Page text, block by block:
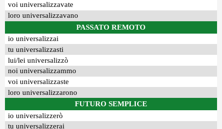
voi universalizzavate
loro universalizzavano
PASSATO REMOTO
io universalizzai
tu universalizzasti
lui/lei universalizzò
noi universalizzammo
voi universalizzaste
loro universalizzarono
FUTURO SEMPLICE
io universalizzerò
tu universalizzerai